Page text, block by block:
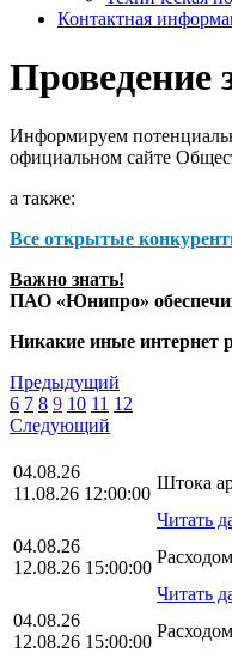
Контактная
Проведение
Информируем
официальном сайте
а также:
Все открытые
Важно знать!
ПАО «Юнипро»
Никакие иные интернет
Предыдущий
6 7 8 9 10 11 12
Следующий
04.08.26
11.08.26 12:00:00
Штока
Читать
04.08.26
12.08.26 15:00:00
Читать
04.08.26
12.08.26 15:00:00